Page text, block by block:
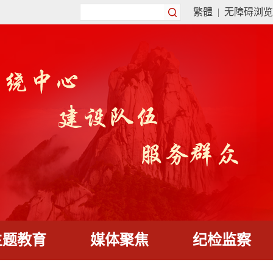
繁體 | 无障碍浏览
教育 媒体聚焦 纪检监察